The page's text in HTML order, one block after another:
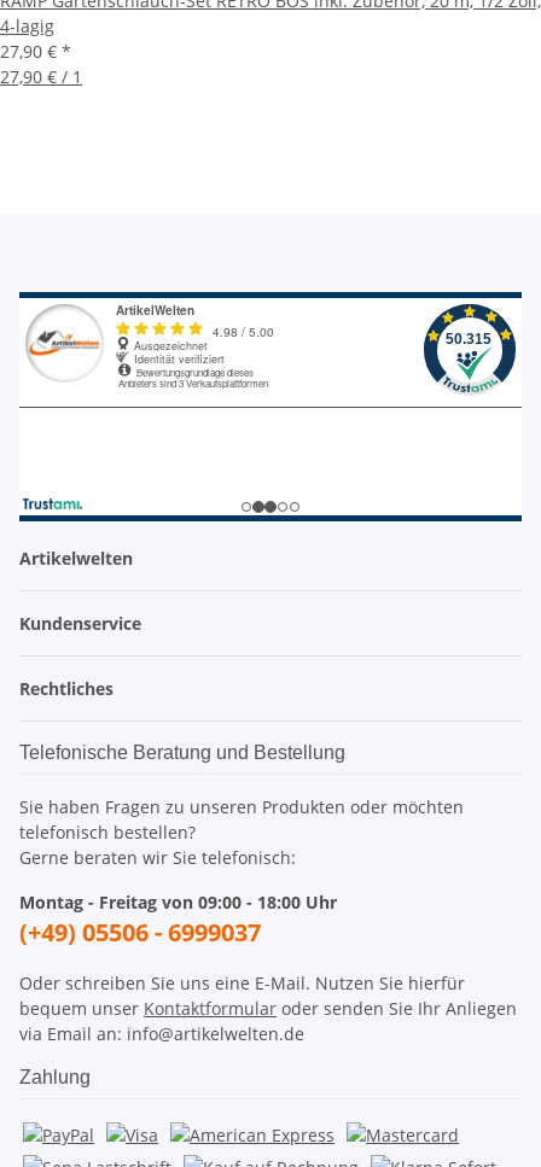
4-lagig
27,90 € *
27,90 € / 1
Artikelwelten
Kundenservice
Rechtliches
Telefonische Beratung und Bestellung
Sie haben Fragen zu unseren Produkten oder möchten
telefonisch bestellen?
Gerne beraten wir Sie telefonisch:
Montag - Freitag von 09:00 - 18:00 Uhr
(+49) 05506 - 6999037
Oder schreiben Sie uns eine E-Mail. Nutzen Sie hierfür
bequem unser Kontaktformular oder senden Sie Ihr Anliegen
via Email an: info@artikelwelten.de
Zahlung